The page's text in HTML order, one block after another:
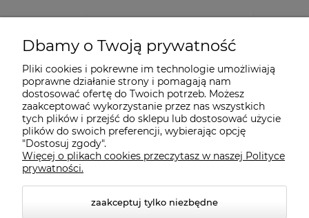
Dbamy o Twoją prywatność
Pliki cookies i pokrewne im technologie umożliwiają
poprawne działanie strony i pomagają nam
dostosować ofertę do Twoich potrzeb. Możesz
zaakceptować wykorzystanie przez nas wszystkich
tych plików i przejść do sklepu lub dostosować użycie
plików do swoich preferencji, wybierając opcję
"Dostosuj zgody".
Więcej o plikach cookies przeczytasz w naszej Polityce
prywatności.
zaakceptuj tylko niezbędne